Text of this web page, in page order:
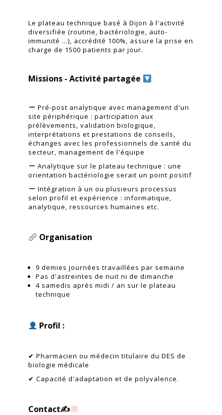
Le plateau technique basé à Dijon à l'activité
diversifiée (routine, bactériologie, auto-
immunité ...), accrédité 100%, assure la prise en
charge de 1500 patients par jour.
Missions - Activité partagée
Pré-post analytique avec management d'un
site périphérique : participation aux
prélèvements, validation biologique,
interprétations et prestations de conseils,
échanges avec les professionnels de santé du
secteur, management de l'équipe
Analytique sur le plateau technique : une
orientation bactériologie serait un point positif
Intégration à un ou plusieurs processus
selon profil et expérience : informatique,
analytique, ressources humaines etc.
Organisation
9 demies journées travaillées par semaine
Pas d'astreintes de nuit ni de dimanche
4 samedis après midi / an sur le plateau
technique
Profil :
✔ Pharmacien ou médecin titulaire du DES de
biologie médicale
✔ Capacité d'adaptation et de polyvalence.
Contact✍